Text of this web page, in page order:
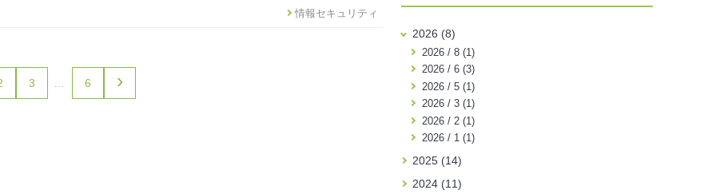
情報セキュリティ
3 6 ›
2026 (8)
2026 / 8 (1)
2026 / 6 (3)
2026 / 5 (1)
2026 / 3 (1)
2026 / 2 (1)
2026 / 1 (1)
2025 (14)
2024 (11)